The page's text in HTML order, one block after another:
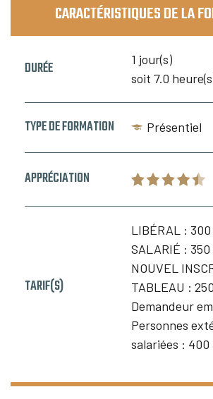
CARACTÉRISTIQUES DE LA
DURÉE
1 jour(s)
soit 7.0
TYPE DE FORMATION Présentiel
APPRÉCIATION
TARIF(S)
LIBÉRAL :
SALARIÉ :
NOUVEL
TABLEAU :
Demandeur
Personnes
salariées : 400